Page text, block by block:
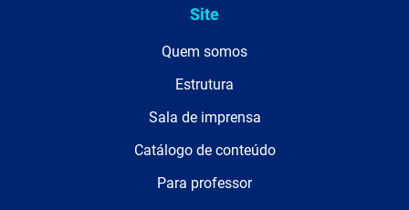
Site
Quem somos
Estrutura
Sala de imprensa
Catálogo de conteúdo
Para professor